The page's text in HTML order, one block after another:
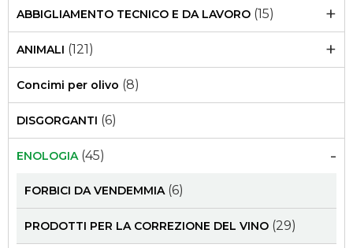
ABBIGLIAMENTO TECNICO E DA LAVORO (15) +
ANIMALI (121) +
Concimi per olivo (8)
DISGORGANTI (6)
ENOLOGIA (45)
FORBICI DA VENDEMMIA (6)
PRODOTTI PER LA CORREZIONE DEL VINO (29)
-